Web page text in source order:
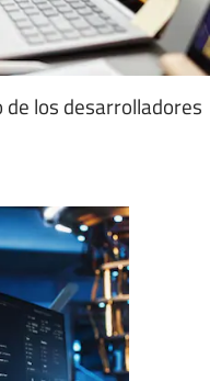
los desarrolladores